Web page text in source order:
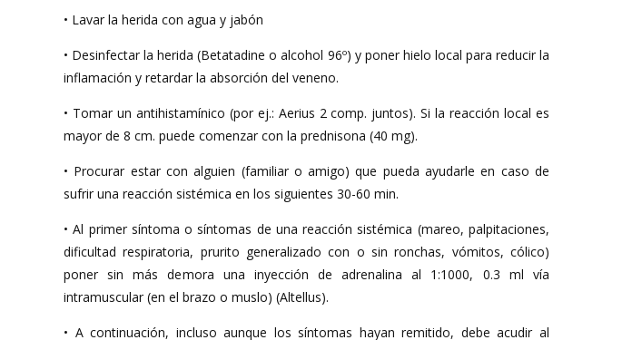
• Lavar la herida con agua y jabón
• Desinfectar la herida (Betatadine o alcohol 96º) y poner hielo local para reducir la
inflamación y retardar la absorción del veneno.
• Tomar un antihistamínico (por ej.: Aerius 2 comp. juntos). Si la reacción local es
mayor de 8 cm. puede comenzar con la prednisona (40 mg).
• Procurar estar con alguien (familiar o amigo) que pueda ayudarle en caso de
sufrir una reacción sistémica en los siguientes 30-60 min.
• Al primer síntoma o síntomas de una reacción sistémica (mareo, palpitaciones,
dificultad respiratoria, prurito generalizado con o sin ronchas, vómitos, cólico)
poner sin más demora una inyección de adrenalina al 1:1000, 0.3 ml vía
intramuscular (en el brazo o muslo) (Altellus).
• A continuación, incluso aunque los síntomas hayan remitido, debe acudir al